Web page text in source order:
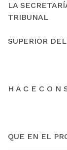
LA
TRIBUNAL
SUPERIOR
H A C E C O N
QUE EN EL